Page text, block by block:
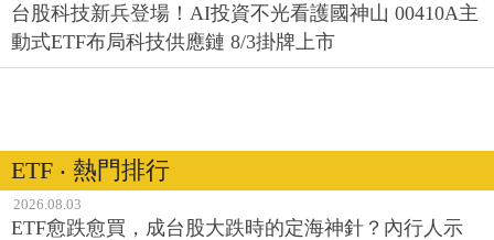
台股科技新兵登場！AI投資不光看護國神山 00410A主
動式ETF布局科技供應鏈 8/3掛牌上市
ETF ‧ 熱門排行
2026.08.03
ETF愈跌愈買，成台股大跌時的定海神針？內行人示